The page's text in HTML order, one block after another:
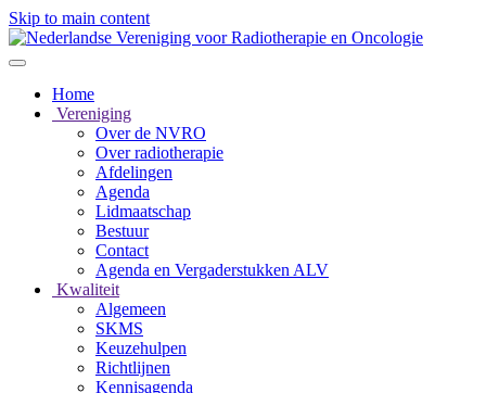
Skip to main content
Home
Vereniging
Over de NVRO
Over radiotherapie
Afdelingen
Agenda
Lidmaatschap
Bestuur
Contact
Agenda en Vergaderstukken ALV
Kwaliteit
Algemeen
SKMS
Keuzehulpen
Richtlijnen
Kennisagenda